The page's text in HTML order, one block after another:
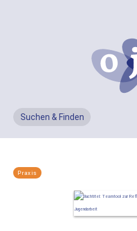
Suchen & Finden
Praxis